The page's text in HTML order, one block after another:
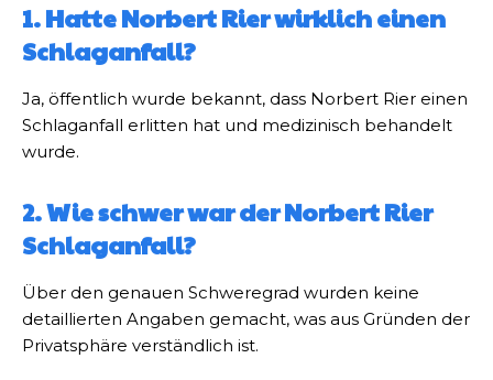
1. Hatte Norbert Rier wirklich einen
Schlaganfall?
Ja, öffentlich wurde bekannt, dass Norbert Rier einen
Schlaganfall erlitten hat und medizinisch behandelt
wurde.
2. Wie schwer war der Norbert Rier
Schlaganfall?
Über den genauen Schweregrad wurden keine
detaillierten Angaben gemacht, was aus Gründen der
Privatsphäre verständlich ist.